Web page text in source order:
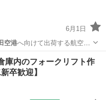
6月1日
空港へ向けて出荷する航空物
庫内のフォークリフト作
卒歓迎】